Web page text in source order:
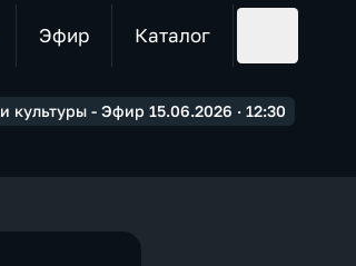
Эфир Каталог
культуры - Эфир 15.06.2026 · 12:30